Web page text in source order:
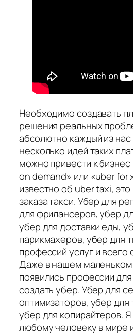
Необходимо создавать
решения реальных
абсолютно каждый из
несколько идей таких
можно привести к
on demand» или «uber for
известно об uber taxi,
заказа такси. Убер для
для фрилансеров, убер
убер для доставки еды,
парикмахеров, убер для
профессий услуг и всего
Даже в нашем
появились профессии
создать убер. Убер для
оптимизаторов, убер для
убер для копирайтеров.
любому человеку в мире